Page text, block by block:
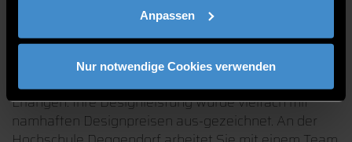
Anpassen
Nur notwendige Cookies verwenden
ler AG auf der IAA Nutzfahrzeuge begleitet sowie
internationale Fahrzeugeinführungen. Aktuell
erarbeitet sie Markenerscheinungsbilder und
ganzheitliche Kommunikationskonzepte für
Unternehmen wie Rittal, Telekom oder die Stadt
Erlangen. Ihre Designleistung wurde vielfach mit
namhaften Designpreisen aus-gezeichnet. An der